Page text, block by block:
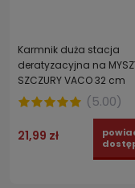
Karmnik duża stacja
deratyzacyjna na
SZCZURY VACO 32 cm
(5.00)
21,99 zł